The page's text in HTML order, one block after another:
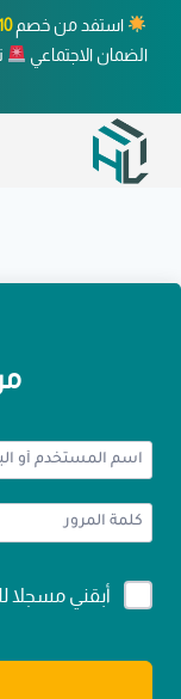
استفد من خصم
الضمان الاجتماعي
Alternative:
أبقني مسجلا